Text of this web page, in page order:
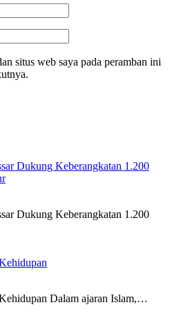
situs web saya pada peramban ini
Dukung Keberangkatan 1.200
Dukung Keberangkatan 1.200
Dalam ajaran Islam,…